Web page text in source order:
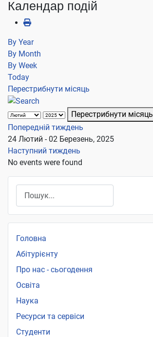
Календар подій
By Year
By Month
By Week
Today
Перестрибнути місяць
Перестрибнути місяць
Попередній тиждень
24 Лютий - 02 Березень, 2025
Наступний тиждень
No events were found
Головна
Абітурієнту
Про нас - сьогодення
Освіта
Наука
Ресурси та сервіси
Студенти